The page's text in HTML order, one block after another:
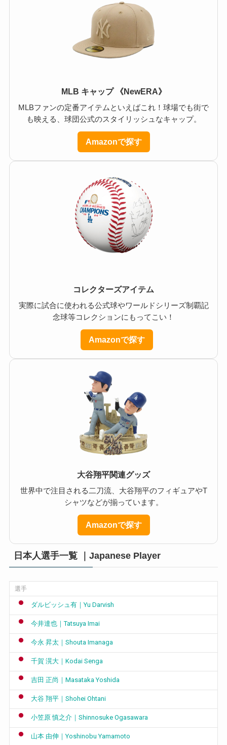
MLB キャップ 《NewERA》
MLBファンの定番アイテムといえばこれ！球場でも街で
も映える、球団公式のスタイリッシュなキャップ。
Amazonで探す
コレクターズアイテム
実際に試合に使われる公式球やワールドシリーズ制覇記
念球等コレクションにもってこい！
Amazonで探す
大谷翔平関連グッズ
世界中で注目される二刀流、大谷翔平のフィギュアやT
シャツなどが揃っています。
Amazonで探す
日本人選手一覧 ｜Japanese Player
選手
ダルビッシュ有｜Yu Darvish
今井達也｜Tatsuya Imai
今永 昇太｜Shouta Imanaga
千賀 滉大｜Kodai Senga
吉田 正尚｜Masataka Yoshida
大谷 翔平｜Shohei Ohtani
小笠原 慎之介｜Shinnosuke Ogasawara
山本 由伸｜Yoshinobu Yamamoto